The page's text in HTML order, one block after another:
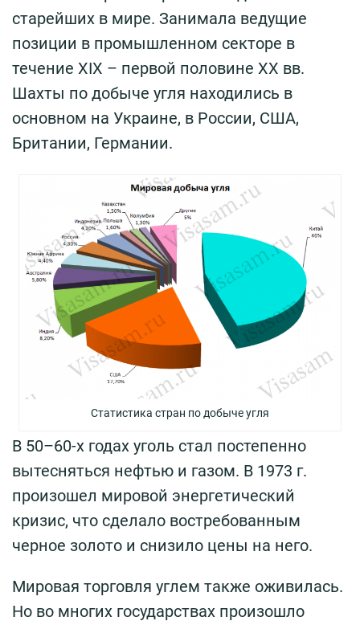
старейших в мире. Занимала ведущие
позиции в промышленном секторе в
течение XIX – первой половине XX вв.
Шахты по добыче угля находились в
основном на Украине, в России, США,
Британии, Германии.
Статистика стран по добыче угля
В 50–60-х годах уголь стал постепенно
вытесняться нефтью и газом. В 1973 г.
произошел мировой энергетический
кризис, что сделало востребованным
черное золото и снизило цены на него.
Мировая торговля углем также оживилась.
Но во многих государствах произошло